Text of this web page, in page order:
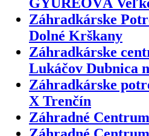
Záhradkárske
Dolné Krškany
Záhradkárske
Lukáčov Dubnica
Záhradkárske
X Trenčín
Záhradné